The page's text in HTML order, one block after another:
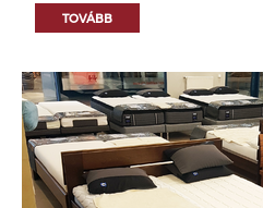
TOVÁBB